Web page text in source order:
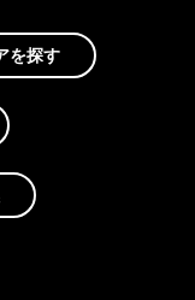
を探す